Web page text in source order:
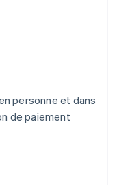
personne et dans
de paiement